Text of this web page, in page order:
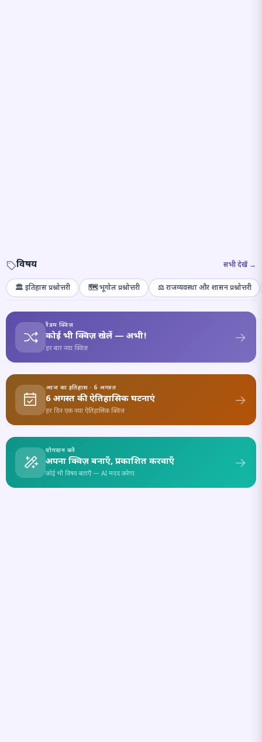
विषय सभी देखें →
🏛️ इतिहास प्रश्नोत्तरी 🗺️ भूगोल प्रश्नोत्तरी ⚖️ राजव्यवस्था और शासन प्रश्नोत्तरी
रैंडम क्विज़
कोई भी क्विज़ खेलें — अभी!
हर बार नया क्विज़
आज का इतिहास · 6 अगस्त
6 अगस्त की ऐतिहासिक घटनाएं
हर दिन एक नया ऐतिहासिक क्विज़
योगदान करें
अपना क्विज़ बनाएँ, प्रकाशित करवाएँ
कोई भी विषय बताएँ — AI मदद करेगा